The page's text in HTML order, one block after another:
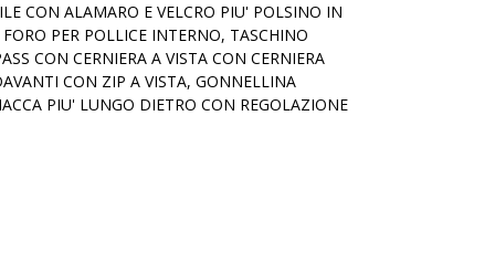
CON ALAMARO E VELCRO PIU' POLSINO IN
PER POLLICE INTERNO, TASCHINO
CON CERNIERA A VISTA CON CERNIERA
CON ZIP A VISTA, GONNELLINA
PIU' LUNGO DIETRO CON REGOLAZIONE